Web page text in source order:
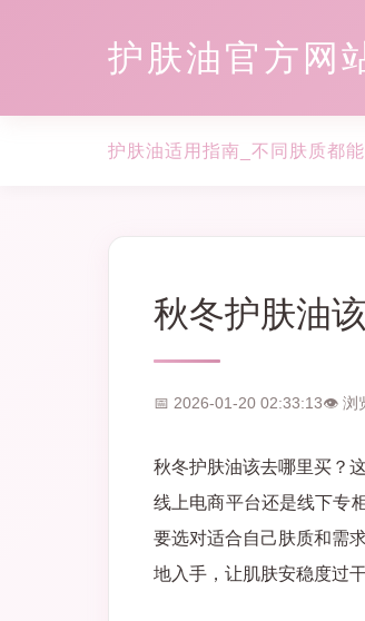
护肤油官方网
护肤油适用指南_不同肤质都
秋冬护肤油
📅 2026-01-20 02:33:13👁 浏
秋冬护肤油该去哪里买？
线上电商平台还是线下专
要选对适合自己肤质和需
地入手，让肌肤安稳度过干